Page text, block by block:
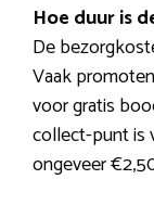
Hoe duur is
De
Vaak
voor gratis
collect-punt is
ongeveer